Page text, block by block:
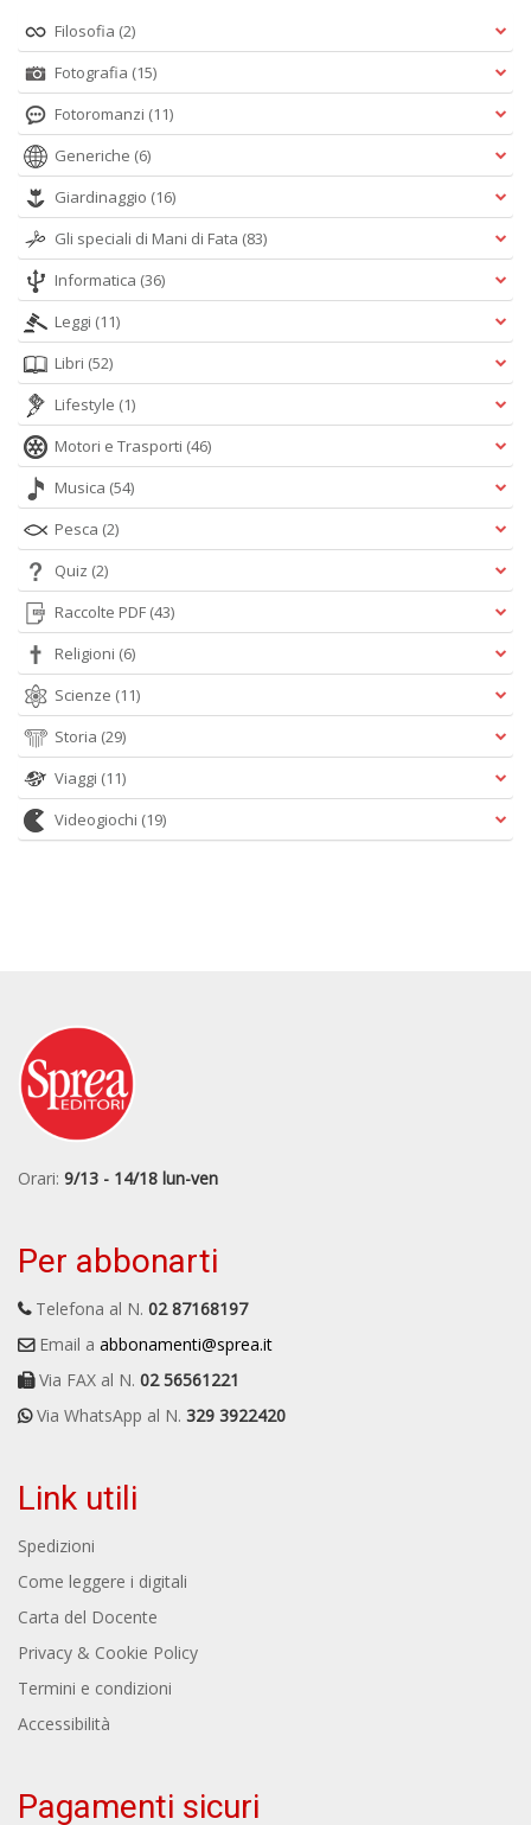
Filosofia (2)
Fotografia (15)
Fotoromanzi (11)
Generiche (6)
Giardinaggio (16)
Gli speciali di Mani di Fata (83)
Informatica (36)
Leggi (11)
Libri (52)
Lifestyle (1)
Motori e Trasporti (46)
Musica (54)
Pesca (2)
Quiz (2)
Raccolte PDF (43)
Religioni (6)
Scienze (11)
Storia (29)
Viaggi (11)
Videogiochi (19)
Orari: 9/13 - 14/18 lun-ven
Per abbonarti
Telefona al N. 02 87168197
Email a abbonamenti@sprea.it
Via FAX al N. 02 56561221
Via WhatsApp al N. 329 3922420
Link utili
Spedizioni
Come leggere i digitali
Carta del Docente
Privacy & Cookie Policy
Termini e condizioni
Accessibilità
Pagamenti sicuri